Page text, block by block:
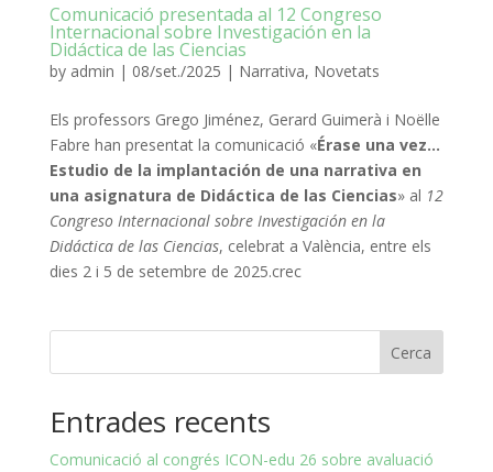
Comunicació presentada al 12 Congreso
Internacional sobre Investigación en la
Didáctica de las Ciencias
by admin | 08/set./2025 | Narrativa, Novetats
Els professors Grego Jiménez, Gerard Guimerà i Noëlle
Fabre han presentat la comunicació «Érase una vez…
Estudio de la implantación de una narrativa en
una asignatura de Didáctica de las Ciencias» al 12
Congreso Internacional sobre Investigación en la
Didáctica de las Ciencias, celebrat a València, entre els
dies 2 i 5 de setembre de 2025.crec
Cerca
Entrades recents
Comunicació al congrés ICON-edu 26 sobre avaluació